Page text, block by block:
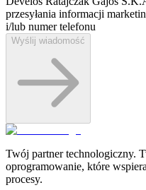
przesyłania informacji
i/lub numer telefonu
Wyślij wiadomość
Twój partner technologiczny.
oprogramowanie, które
procesy.